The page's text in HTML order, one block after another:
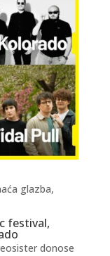
festival,
glazba,
donose